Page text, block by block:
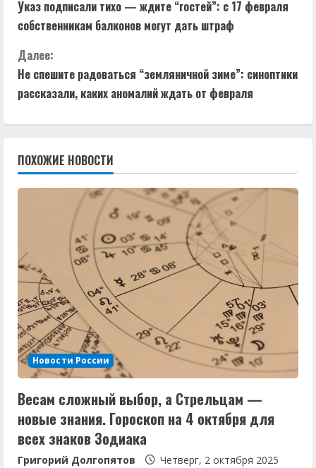
р
о
д
о
ж
и
ь
ч
т
е
н
и
е
Указ подписали тихо — ждите “гостей”: с 17 февраля
собственникам балконов могут дать штраф
Далее:
Не спешите радоваться “земляничной зиме”: синоптики
рассказали, каких аномалий ждать от февраля
ПОХОЖИЕ НОВОСТИ
Новости России
Весам сложный выбор, а Стрельцам —
новые знания. Гороскоп на 4 октября для
всех знаков Зодиака
Григорий Долгопятов Четверг, 2 октября 2025